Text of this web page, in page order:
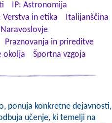
IP: Astronomija
Verstva in etika
Italijanščina
Naravoslovje
Praznovanja in prireditve
okolja
Športna vzgoja
ponuja konkretne dejavnosti,
učenje, ki temelji na